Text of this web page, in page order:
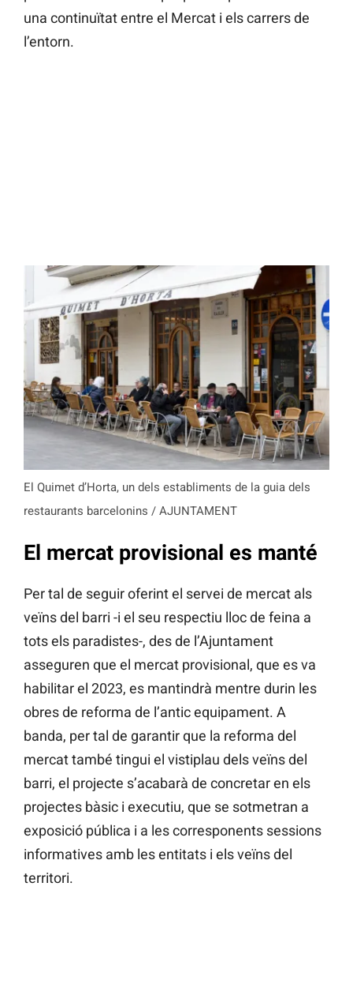
una continuïtat entre el Mercat i els carrers de
l’entorn.
El Quimet d’Horta, un dels establiments de la guia dels
restaurants barcelonins / AJUNTAMENT
El mercat provisional es manté
Per tal de seguir oferint el servei de mercat als
veïns del barri -i el seu respectiu lloc de feina a
tots els paradistes-, des de l’Ajuntament
asseguren que el mercat provisional, que es va
habilitar el 2023, es mantindrà mentre durin les
obres de reforma de l’antic equipament. A
banda, per tal de garantir que la reforma del
mercat també tingui el vistiplau dels veïns del
barri, el projecte s’acabarà de concretar en els
projectes bàsic i executiu, que se sotmetran a
exposició pública i a les corresponents sessions
informatives amb les entitats i els veïns del
territori.